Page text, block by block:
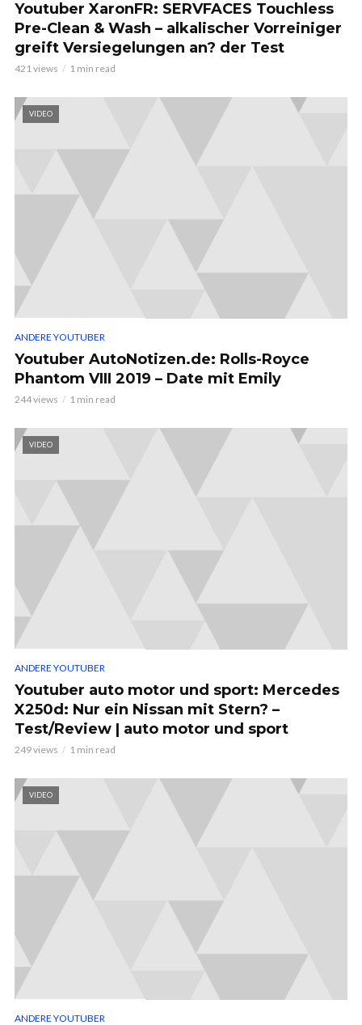
Youtuber XaronFR: SERVFACES Touchless
Pre-Clean & Wash – alkalischer Vorreiniger
greift Versiegelungen an? der Test
421 views 1 min read
VIDEO
ANDERE YOUTUBER
Youtuber AutoNotizen.de: Rolls-Royce
Phantom VIII 2019 – Date mit Emily
244 views 1 min read
VIDEO
ANDERE YOUTUBER
Youtuber auto motor und sport: Mercedes
X250d: Nur ein Nissan mit Stern? –
Test/Review | auto motor und sport
249 views 1 min read
VIDEO
ANDERE YOUTUBER